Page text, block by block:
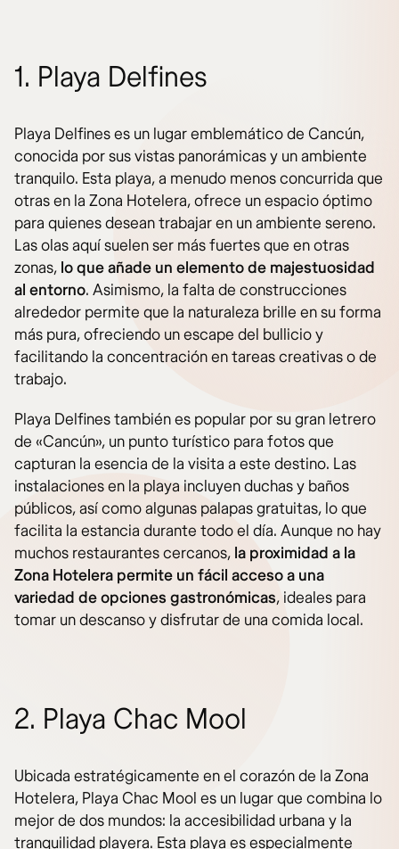
1. Playa Delfines
Playa Delfines es un lugar emblemático de Cancún,
conocida por sus vistas panorámicas y un ambiente
tranquilo. Esta playa, a menudo menos concurrida que
otras en la Zona Hotelera, ofrece un espacio óptimo
para quienes desean trabajar en un ambiente sereno.
Las olas aquí suelen ser más fuertes que en otras
zonas, lo que añade un elemento de majestuosidad
al entorno. Asimismo, la falta de construcciones
alrededor permite que la naturaleza brille en su forma
más pura, ofreciendo un escape del bullicio y
facilitando la concentración en tareas creativas o de
trabajo.
Playa Delfines también es popular por su gran letrero
de «Cancún», un punto turístico para fotos que
capturan la esencia de la visita a este destino. Las
instalaciones en la playa incluyen duchas y baños
públicos, así como algunas palapas gratuitas, lo que
facilita la estancia durante todo el día. Aunque no hay
muchos restaurantes cercanos, la proximidad a la
Zona Hotelera permite un fácil acceso a una
variedad de opciones gastronómicas, ideales para
tomar un descanso y disfrutar de una comida local.
2. Playa Chac Mool
Ubicada estratégicamente en el corazón de la Zona
Hotelera, Playa Chac Mool es un lugar que combina lo
mejor de dos mundos: la accesibilidad urbana y la
tranquilidad playera. Esta playa es especialmente